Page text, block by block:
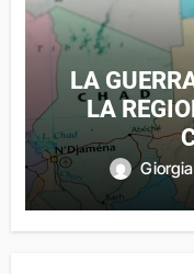
LA
LA